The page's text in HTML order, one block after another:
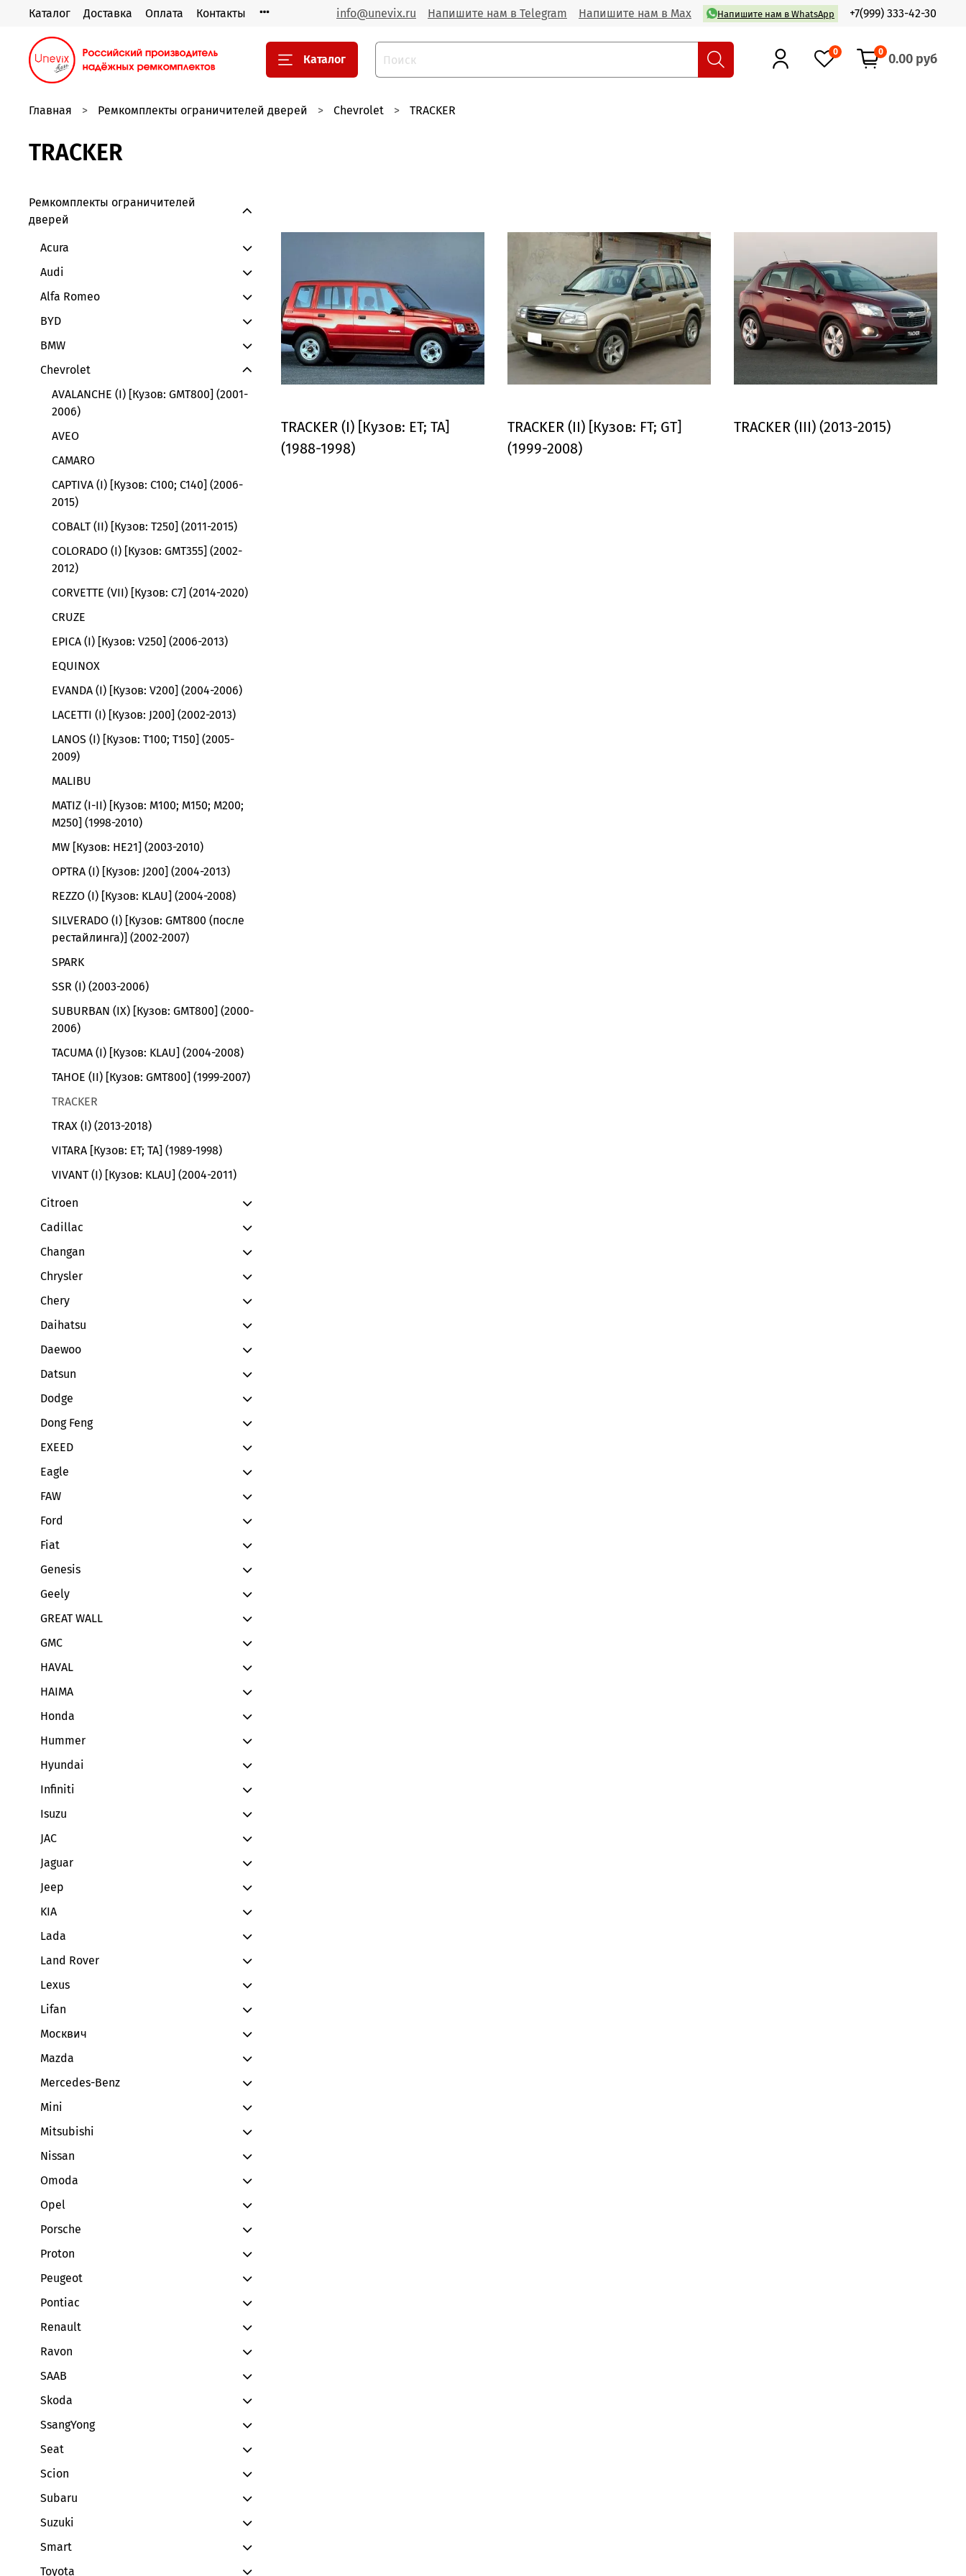
Каталог Доставка Оплата Контакты info@unevix.ru Напишите нам в Telegram Напишите нам в Max Напишите нам в WhatsApp +7(999) 333-42-30
Каталог
0 0 0.00 руб
Главная Ремкомплекты ограничителей дверей Chevrolet TRACKER
TRACKER
TRACKER (I) [Кузов: ET; TA]
(1988-1998)
TRACKER (II) [Кузов: FT; GT]
(1999-2008)
TRACKER (III) (2013-2015)
Ремкомплекты ограничителей
дверей
Acura
Audi
Alfa Romeo
BYD
BMW
Chevrolet
AVALANCHE (I) [Кузов: GMT800] (2001-
2006)
AVEO
CAMARO
CAPTIVA (I) [Кузов: C100; C140] (2006-
2015)
COBALT (II) [Кузов: T250] (2011-2015)
COLORADO (I) [Кузов: GMT355] (2002-
2012)
CORVETTE (VII) [Кузов: C7] (2014-2020)
CRUZE
EPICA (I) [Кузов: V250] (2006-2013)
EQUINOX
EVANDA (I) [Кузов: V200] (2004-2006)
LACETTI (I) [Кузов: J200] (2002-2013)
LANOS (I) [Кузов: T100; T150] (2005-
2009)
MALIBU
MATIZ (I-II) [Кузов: M100; M150; M200;
M250] (1998-2010)
MW [Кузов: HE21] (2003-2010)
OPTRA (I) [Кузов: J200] (2004-2013)
REZZO (I) [Кузов: KLAU] (2004-2008)
SILVERADO (I) [Кузов: GMT800 (после
рестайлинга)] (2002-2007)
SPARK
SSR (I) (2003-2006)
SUBURBAN (IX) [Кузов: GMT800] (2000-
2006)
TACUMA (I) [Кузов: KLAU] (2004-2008)
TAHOE (II) [Кузов: GMT800] (1999-2007)
TRACKER
TRAX (I) (2013-2018)
VITARA [Кузов: ET; TA] (1989-1998)
VIVANT (I) [Кузов: KLAU] (2004-2011)
Citroen
Cadillac
Changan
Chrysler
Chery
Daihatsu
Daewoo
Datsun
Dodge
Dong Feng
EXEED
Eagle
FAW
Ford
Fiat
Genesis
Geely
GREAT WALL
GMC
HAVAL
HAIMA
Honda
Hummer
Hyundai
Infiniti
Isuzu
JAC
Jaguar
Jeep
KIA
Lada
Land Rover
Lexus
Lifan
Москвич
Mazda
Mercedes-Benz
Mini
Mitsubishi
Nissan
Omoda
Opel
Porsche
Proton
Peugeot
Pontiac
Renault
Ravon
SAAB
Skoda
SsangYong
Seat
Scion
Subaru
Suzuki
Smart
Toyota